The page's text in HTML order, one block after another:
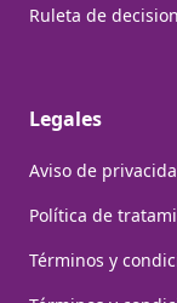
Ruleta de
Legales
Aviso de
Política de
Términos y